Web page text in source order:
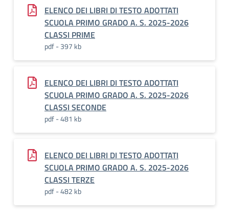
ELENCO DEI LIBRI DI TESTO ADOTTATI
SCUOLA PRIMO GRADO A. S. 2025-2026
CLASSI PRIME
pdf - 397 kb
ELENCO DEI LIBRI DI TESTO ADOTTATI
SCUOLA PRIMO GRADO A. S. 2025-2026
CLASSI SECONDE
pdf - 481 kb
ELENCO DEI LIBRI DI TESTO ADOTTATI
SCUOLA PRIMO GRADO A. S. 2025-2026
CLASSI TERZE
pdf - 482 kb